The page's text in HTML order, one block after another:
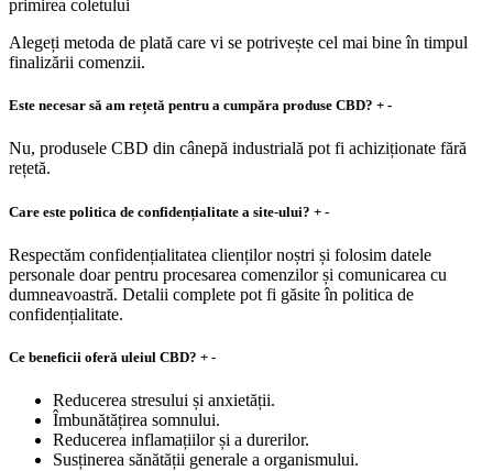
primirea coletului
Alegeți metoda de plată care vi se potrivește cel mai bine în timpul
finalizării comenzii.
Este necesar să am rețetă pentru a cumpăra produse CBD? + -
Nu, produsele CBD din cânepă industrială pot fi achiziționate fără
rețetă.
Care este politica de confidențialitate a site-ului? + -
Respectăm confidențialitatea clienților noștri și folosim datele
personale doar pentru procesarea comenzilor și comunicarea cu
dumneavoastră. Detalii complete pot fi găsite în politica de
confidențialitate.
Ce beneficii oferă uleiul CBD? + -
Reducerea stresului și anxietății.
Îmbunătățirea somnului.
Reducerea inflamațiilor și a durerilor.
Susținerea sănătății generale a organismului.